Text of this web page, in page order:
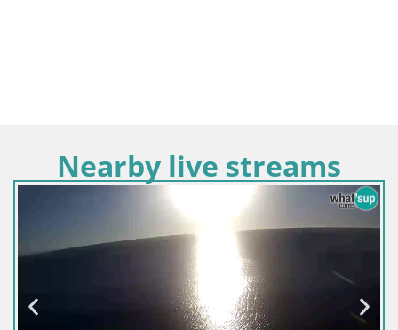
Nearby live streams